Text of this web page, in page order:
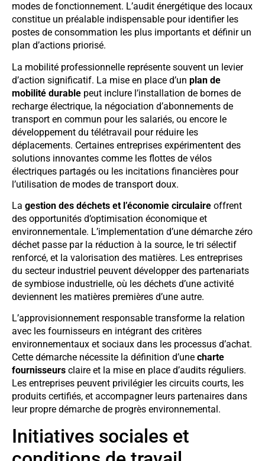
modes de fonctionnement. L’audit énergétique des locaux
constitue un préalable indispensable pour identifier les
postes de consommation les plus importants et définir un
plan d’actions priorisé.
La mobilité professionnelle représente souvent un levier
d’action significatif. La mise en place d’un plan de
mobilité durable peut inclure l’installation de bornes de
recharge électrique, la négociation d’abonnements de
transport en commun pour les salariés, ou encore le
développement du télétravail pour réduire les
déplacements. Certaines entreprises expérimentent des
solutions innovantes comme les flottes de vélos
électriques partagés ou les incitations financières pour
l’utilisation de modes de transport doux.
La gestion des déchets et l’économie circulaire offrent
des opportunités d’optimisation économique et
environnementale. L’implementation d’une démarche zéro
déchet passe par la réduction à la source, le tri sélectif
renforcé, et la valorisation des matières. Les entreprises
du secteur industriel peuvent développer des partenariats
de symbiose industrielle, où les déchets d’une activité
deviennent les matières premières d’une autre.
L’approvisionnement responsable transforme la relation
avec les fournisseurs en intégrant des critères
environnementaux et sociaux dans les processus d’achat.
Cette démarche nécessite la définition d’une charte
fournisseurs claire et la mise en place d’audits réguliers.
Les entreprises peuvent privilégier les circuits courts, les
produits certifiés, et accompagner leurs partenaires dans
leur propre démarche de progrès environnemental.
Initiatives sociales et